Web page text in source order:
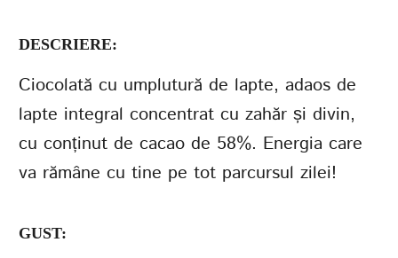
DESCRIERE:
Ciocolată cu umplutură de lapte, adaos de
lapte integral concentrat cu zahăr și divin,
cu conținut de cacao de 58%. Energia care
va rămâne cu tine pe tot parcursul zilei!
GUST:
furnizare a serviciilor